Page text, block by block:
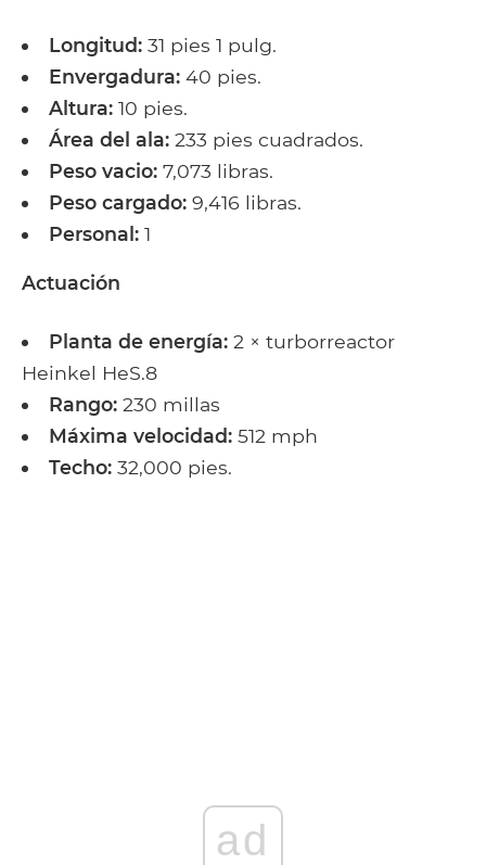
Longitud:31 pies 1 pulg.
Envergadura:40 pies.
Altura:10 pies.
Área del ala:233 pies cuadrados.
Peso vacio:7,073 libras.
Peso cargado:9,416 libras.
Personal:1
Actuación
Planta de energía:2 × turborreactor
Heinkel HeS.8
Rango:230 millas
Máxima velocidad:512 mph
Techo:32,000 pies.
ad